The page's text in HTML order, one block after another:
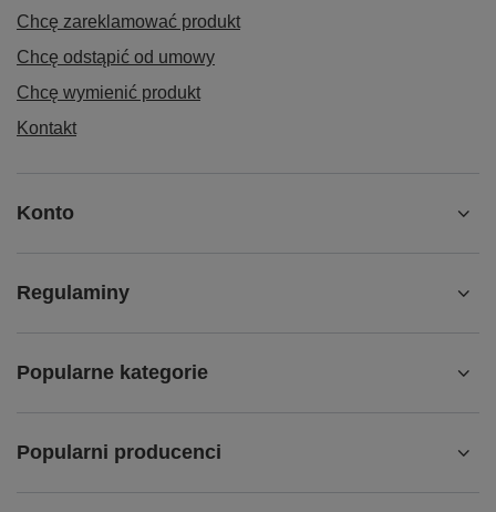
Chcę zareklamować produkt
Chcę odstąpić od umowy
Chcę wymienić produkt
Kontakt
Konto
Regulaminy
Popularne kategorie
Popularni producenci